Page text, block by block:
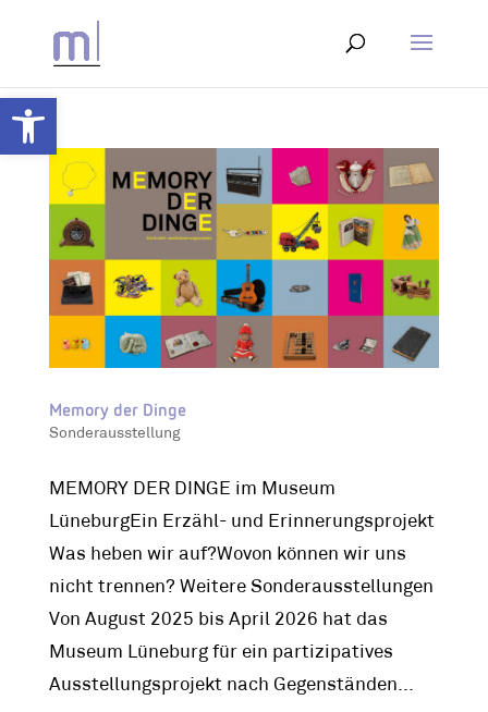
Werkzeugleiste öffnen
Memory der Dinge
Sonderausstellung
MEMORY DER DINGE im Museum
LüneburgEin Erzähl- und Erinnerungsprojekt
Was heben wir auf?Wovon können wir uns
nicht trennen? Weitere Sonderausstellungen
Von August 2025 bis April 2026 hat das
Museum Lüneburg für ein partizipatives
Ausstellungsprojekt nach Gegenständen...